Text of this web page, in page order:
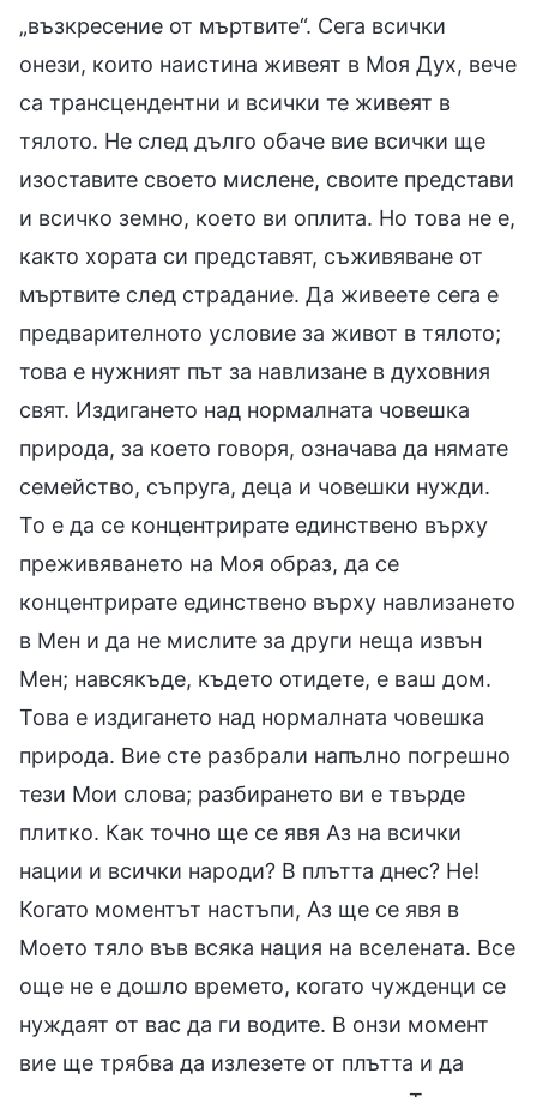
„възкресение от мъртвите“. Сега всички
онези, които наистина живеят в Моя Дух, вече
са трансцендентни и всички те живеят в
тялото. Не след дълго обаче вие всички ще
изоставите своето мислене, своите представи
и всичко земно, което ви оплита. Но това не е,
както хората си представят, съживяване от
мъртвите след страдание. Да живеете сега е
предварителното условие за живот в тялото;
това е нужният път за навлизане в духовния
свят. Издигането над нормалната човешка
природа, за което говоря, означава да нямате
семейство, съпруга, деца и човешки нужди.
То е да се концентрирате единствено върху
преживяването на Моя образ, да се
концентрирате единствено върху навлизането
в Мен и да не мислите за други неща извън
Мен; навсякъде, където отидете, е ваш дом.
Това е издигането над нормалната човешка
природа. Вие сте разбрали напълно погрешно
тези Мои слова; разбирането ви е твърде
плитко. Как точно ще се явя Аз на всички
нации и всички народи? В плътта днес? Не!
Когато моментът настъпи, Аз ще се явя в
Моето тяло във всяка нация на вселената. Все
още не е дошло времето, когато чужденци се
нуждаят от вас да ги водите. В онзи момент
вие ще трябва да излезете от плътта и да